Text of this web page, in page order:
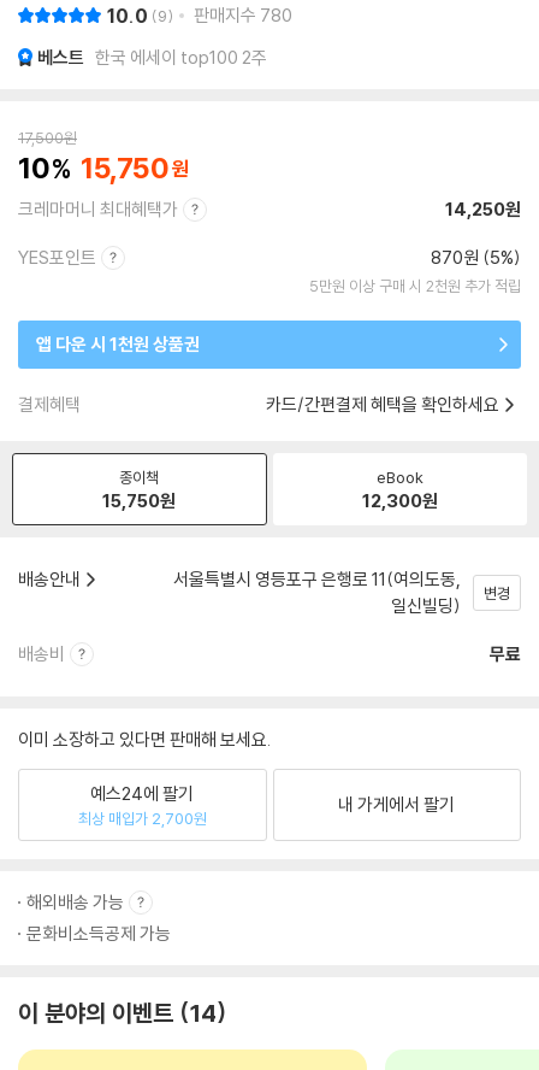
10.0 9 판매지수 780
베스트 한국 에세이 top100 2주
17,500원
10 15,750
크레마머니 최대혜택가 14,250원
YES포인트 870원 (5%)
5만원 이상 구매 시 2천원 추가 적립
앱 다운 시 1천원 상품권
결제혜택 카드/간편결제 혜택을 확인하세요
종이책
15,750원
eBook
12,300원
배송안내
서울특별시 영등포구 은행로 11(여의도동,
일신빌딩)
변경
배송비 무료
이미 소장하고 있다면 판매해 보세요.
예스24에 팔기
최상 매입가 2,700원
내 가게에서 팔기
해외배송 가능
문화비소득공제 가능
이 분야의 이벤트 14